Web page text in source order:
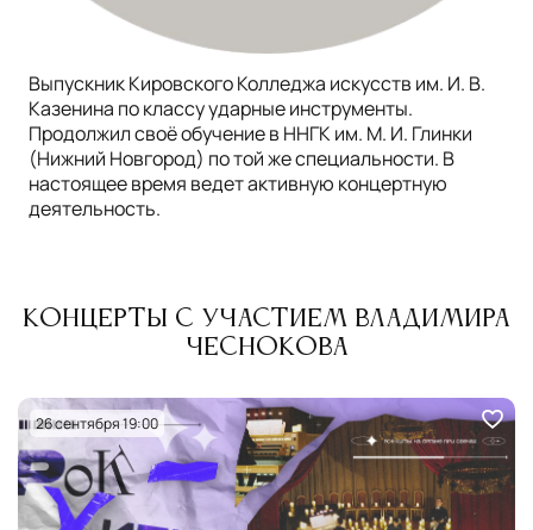
Выпускник Кировского Колледжа искусств им. И. В.
Казенина по классу ударные инструменты.
Продолжил своё обучение в ННГК им. М. И. Глинки
(Нижний Новгород) по той же специальности. В
настоящее время ведет активную концертную
деятельность.
Концерты с участием Владимира
Чеснокова
26 сентября 19:00